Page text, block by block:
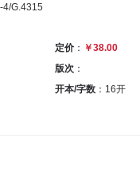
4/G.4315
定价： ￥38.00
版次：
开本/字数：16开